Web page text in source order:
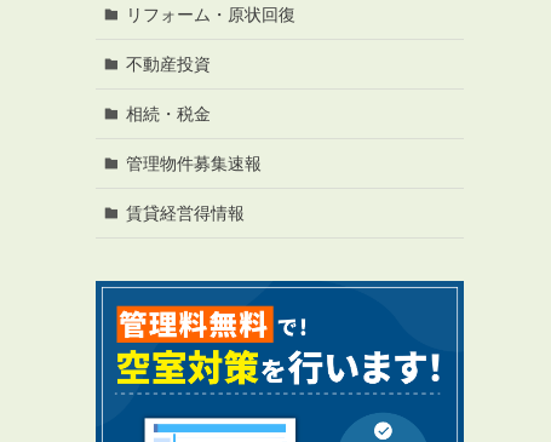
RENTALアブレイズの賃貸管理
リフォーム・原状回復
不動産投資
相続・税金
管理物件募集速報
賃貸経営得情報